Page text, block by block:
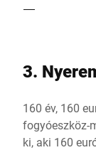
3.
160 év, 160
fogyóeszköz-
ki, aki 160